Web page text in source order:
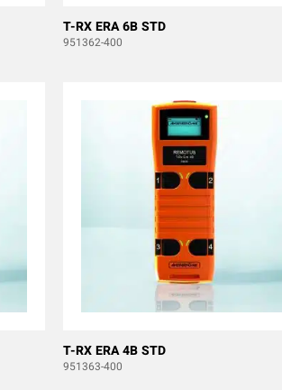
T-RX ERA 6B STD
951362-400
T-RX ERA 4B STD
951363-400